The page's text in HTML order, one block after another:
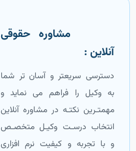
‌ مشاوره حقوقی
آنلاین :
دسترسی سریعتر و آسان تر شما
به وکیل را فراهم می نماید و
مهمتـرین نکتـه در مشاوره آنلاین
انتخاب درسـت وکیـل متخصـص
و با تجربه و کیفیت نرم افزاری